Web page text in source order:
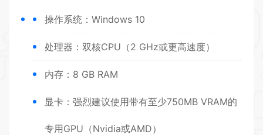
操作系统：Windows 10
处理器：双核CPU（2 GHz或更高速度）
内存：8 GB RAM
显卡：强烈建议使用带有至少750MB VRAM的
专用GPU（Nvidia或AMD）